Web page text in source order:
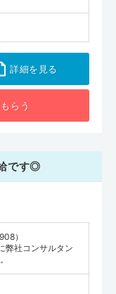
詳細を見る
らう
です◎
）
弊社コンサルタン